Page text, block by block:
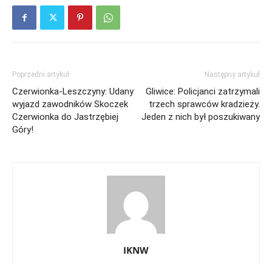
Poprzedni artykuł
Czerwionka-Leszczyny: Udany
wyjazd zawodników Skoczek
Czerwionka do Jastrzębiej
Góry!
Następny artykuł
Gliwice: Policjanci zatrzymali
trzech sprawców kradzieży.
Jeden z nich był poszukiwany
IKNW